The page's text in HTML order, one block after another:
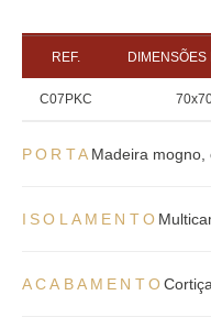
REF.
C07PKC
PORTA Madeira mogno,
ISOLAMENTO
ACABAMENTO